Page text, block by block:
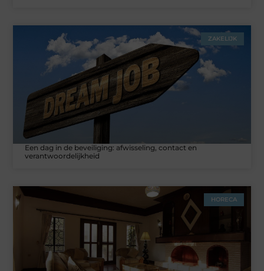
ZAKELIJK
Een dag in de beveiliging: afwisseling, contact en
verantwoordelijkheid
HORECA